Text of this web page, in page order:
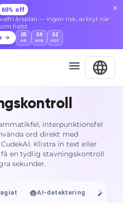
60% off
valfri årsplan — ingen risk, avbryt när
helst
05
HR
59
MIN
51
SEC
interpunktionsfel
ord direkt med
Klistra in text eller
en tydlig stavningskontroll
sekunder.
AI-detektering